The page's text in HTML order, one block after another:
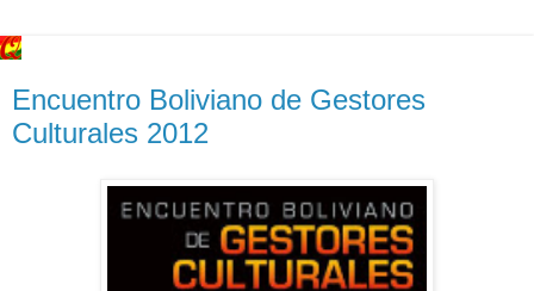
Encuentro Boliviano de Gestores
Culturales 2012